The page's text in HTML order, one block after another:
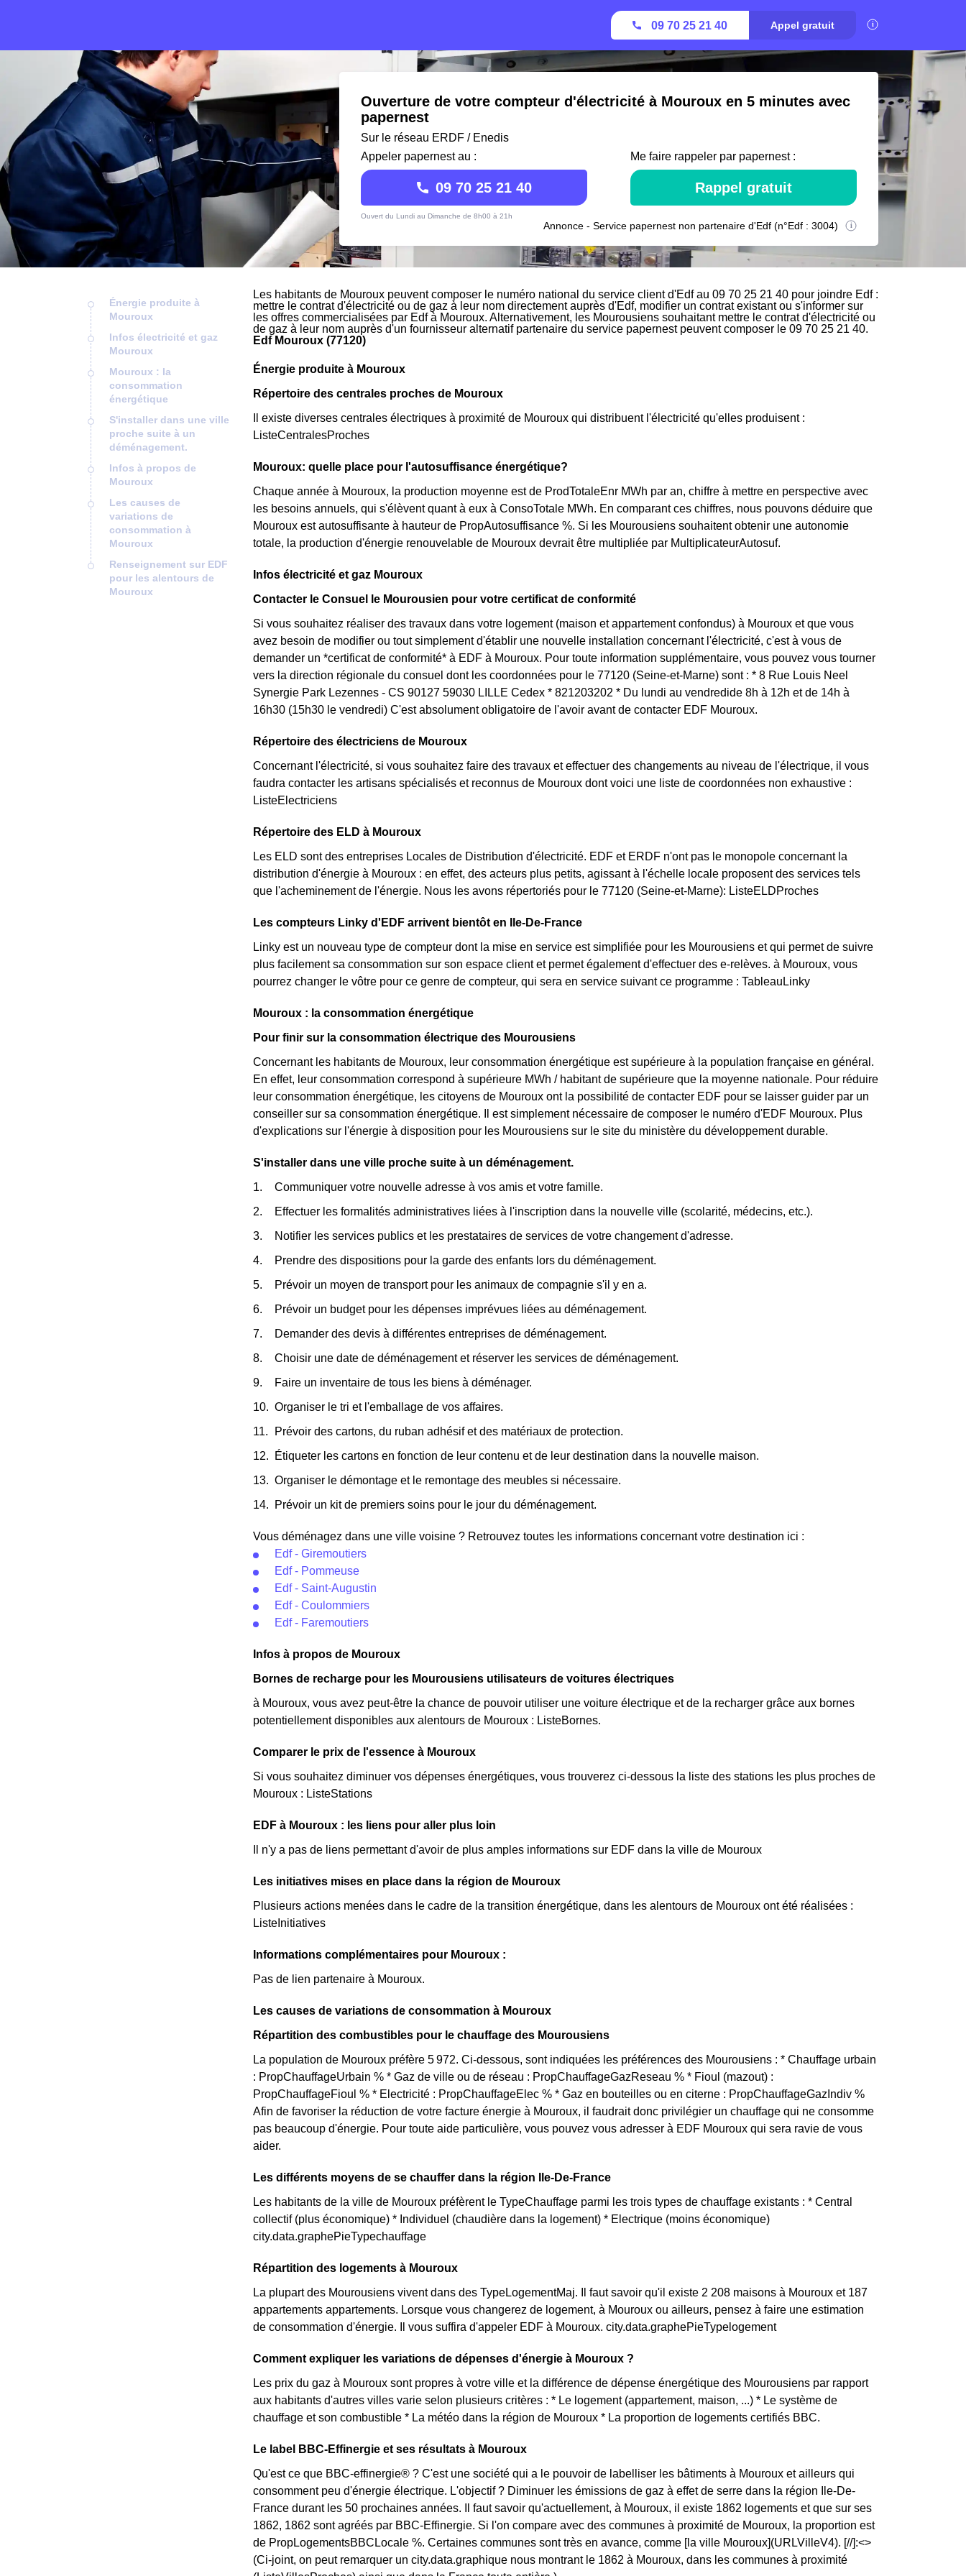
09 70 25 21 40 Appel gratuit
Ouverture de votre compteur d'électricité à Mouroux en 5 minutes avec
papernest
Sur le réseau ERDF / Enedis
Appeler papernest au :
09 70 25 21 40
Ouvert du Lundi au Dimanche de 8h00 à 21h
Me faire rappeler par papernest :
Rappel gratuit
Annonce - Service papernest non partenaire d'Edf (n°Edf : 3004)
Énergie produite à
Mouroux
Infos électricité et gaz
Mouroux
Mouroux : la
consommation
énergétique
S'installer dans une ville
proche suite à un
déménagement.
Infos à propos de
Mouroux
Les causes de
variations de
consommation à
Mouroux
Renseignement sur EDF
pour les alentours de
Mouroux
Les habitants de Mouroux peuvent composer le numéro national du service client d'Edf au 09 70 25 21 40 pour joindre Edf :
mettre le contrat d'électricité ou de gaz à leur nom directement auprès d'Edf, modifier un contrat existant ou s'informer sur
les offres commercialisées par Edf à Mouroux. Alternativement, les Mourousiens souhaitant mettre le contrat d'électricité ou
de gaz à leur nom auprès d'un fournisseur alternatif partenaire du service papernest peuvent composer le 09 70 25 21 40.
Edf Mouroux (77120)
Énergie produite à Mouroux
Répertoire des centrales proches de Mouroux
Il existe diverses centrales électriques à proximité de Mouroux qui distribuent l'électricité qu'elles produisent :
ListeCentralesProches
Mouroux: quelle place pour l'autosuffisance énergétique?
Chaque année à Mouroux, la production moyenne est de ProdTotaleEnr MWh par an, chiffre à mettre en perspective avec
les besoins annuels, qui s'élèvent quant à eux à ConsoTotale MWh. En comparant ces chiffres, nous pouvons déduire que
Mouroux est autosuffisante à hauteur de PropAutosuffisance %. Si les Mourousiens souhaitent obtenir une autonomie
totale, la production d'énergie renouvelable de Mouroux devrait être multipliée par MultiplicateurAutosuf.
Infos électricité et gaz Mouroux
Contacter le Consuel le Mourousien pour votre certificat de conformité
Si vous souhaitez réaliser des travaux dans votre logement (maison et appartement confondus) à Mouroux et que vous
avez besoin de modifier ou tout simplement d'établir une nouvelle installation concernant l'électricité, c'est à vous de
demander un *certificat de conformité* à EDF à Mouroux. Pour toute information supplémentaire, vous pouvez vous tourner
vers la direction régionale du consuel dont les coordonnées pour le 77120 (Seine-et-Marne) sont : * 8 Rue Louis Neel
Synergie Park Lezennes - CS 90127 59030 LILLE Cedex * 821203202 * Du lundi au vendredide 8h à 12h et de 14h à
16h30 (15h30 le vendredi) C'est absolument obligatoire de l'avoir avant de contacter EDF Mouroux.
Répertoire des électriciens de Mouroux
Concernant l'électricité, si vous souhaitez faire des travaux et effectuer des changements au niveau de l'électrique, il vous
faudra contacter les artisans spécialisés et reconnus de Mouroux dont voici une liste de coordonnées non exhaustive :
ListeElectriciens
Répertoire des ELD à Mouroux
Les ELD sont des entreprises Locales de Distribution d'électricité. EDF et ERDF n'ont pas le monopole concernant la
distribution d'énergie à Mouroux : en effet, des acteurs plus petits, agissant à l'échelle locale proposent des services tels
que l'acheminement de l'énergie. Nous les avons répertoriés pour le 77120 (Seine-et-Marne): ListeELDProches
Les compteurs Linky d'EDF arrivent bientôt en Ile-De-France
Linky est un nouveau type de compteur dont la mise en service est simplifiée pour les Mourousiens et qui permet de suivre
plus facilement sa consommation sur son espace client et permet également d'effectuer des e-relèves. à Mouroux, vous
pourrez changer le vôtre pour ce genre de compteur, qui sera en service suivant ce programme : TableauLinky
Mouroux : la consommation énergétique
Pour finir sur la consommation électrique des Mourousiens
Concernant les habitants de Mouroux, leur consommation énergétique est supérieure à la population française en général.
En effet, leur consommation correspond à supérieure MWh / habitant de supérieure que la moyenne nationale. Pour réduire
leur consommation énergétique, les citoyens de Mouroux ont la possibilité de contacter EDF pour se laisser guider par un
conseiller sur sa consommation énergétique. Il est simplement nécessaire de composer le numéro d'EDF Mouroux. Plus
d'explications sur l'énergie à disposition pour les Mourousiens sur le site du ministère du développement durable.
S'installer dans une ville proche suite à un déménagement.
Communiquer votre nouvelle adresse à vos amis et votre famille.
Effectuer les formalités administratives liées à l'inscription dans la nouvelle ville (scolarité, médecins, etc.).
Notifier les services publics et les prestataires de services de votre changement d'adresse.
Prendre des dispositions pour la garde des enfants lors du déménagement.
Prévoir un moyen de transport pour les animaux de compagnie s'il y en a.
Prévoir un budget pour les dépenses imprévues liées au déménagement.
Demander des devis à différentes entreprises de déménagement.
Choisir une date de déménagement et réserver les services de déménagement.
Faire un inventaire de tous les biens à déménager.
Organiser le tri et l'emballage de vos affaires.
Prévoir des cartons, du ruban adhésif et des matériaux de protection.
Étiqueter les cartons en fonction de leur contenu et de leur destination dans la nouvelle maison.
Organiser le démontage et le remontage des meubles si nécessaire.
Prévoir un kit de premiers soins pour le jour du déménagement.
Vous déménagez dans une ville voisine ? Retrouvez toutes les informations concernant votre destination ici :
Edf - Giremoutiers
Edf - Pommeuse
Edf - Saint-Augustin
Edf - Coulommiers
Edf - Faremoutiers
Infos à propos de Mouroux
Bornes de recharge pour les Mourousiens utilisateurs de voitures électriques
à Mouroux, vous avez peut-être la chance de pouvoir utiliser une voiture électrique et de la recharger grâce aux bornes
potentiellement disponibles aux alentours de Mouroux : ListeBornes.
Comparer le prix de l'essence à Mouroux
Si vous souhaitez diminuer vos dépenses énergétiques, vous trouverez ci-dessous la liste des stations les plus proches de
Mouroux : ListeStations
EDF à Mouroux : les liens pour aller plus loin
Il n'y a pas de liens permettant d'avoir de plus amples informations sur EDF dans la ville de Mouroux
Les initiatives mises en place dans la région de Mouroux
Plusieurs actions menées dans le cadre de la transition énergétique, dans les alentours de Mouroux ont été réalisées :
ListeInitiatives
Informations complémentaires pour Mouroux :
Pas de lien partenaire à Mouroux.
Les causes de variations de consommation à Mouroux
Répartition des combustibles pour le chauffage des Mourousiens
La population de Mouroux préfère 5 972. Ci-dessous, sont indiquées les préférences des Mourousiens : * Chauffage urbain
: PropChauffageUrbain % * Gaz de ville ou de réseau : PropChauffageGazReseau % * Fioul (mazout) :
PropChauffageFioul % * Electricité : PropChauffageElec % * Gaz en bouteilles ou en citerne : PropChauffageGazIndiv %
Afin de favoriser la réduction de votre facture énergie à Mouroux, il faudrait donc privilégier un chauffage qui ne consomme
pas beaucoup d'énergie. Pour toute aide particulière, vous pouvez vous adresser à EDF Mouroux qui sera ravie de vous
aider.
Les différents moyens de se chauffer dans la région Ile-De-France
Les habitants de la ville de Mouroux préfèrent le TypeChauffage parmi les trois types de chauffage existants : * Central
collectif (plus économique) * Individuel (chaudière dans la logement) * Electrique (moins économique)
city.data.graphePieTypechauffage
Répartition des logements à Mouroux
La plupart des Mourousiens vivent dans des TypeLogementMaj. Il faut savoir qu'il existe 2 208 maisons à Mouroux et 187
appartements appartements. Lorsque vous changerez de logement, à Mouroux ou ailleurs, pensez à faire une estimation
de consommation d'énergie. Il vous suffira d'appeler EDF à Mouroux. city.data.graphePieTypelogement
Comment expliquer les variations de dépenses d'énergie à Mouroux ?
Les prix du gaz à Mouroux sont propres à votre ville et la différence de dépense énergétique des Mourousiens par rapport
aux habitants d'autres villes varie selon plusieurs critères : * Le logement (appartement, maison, ...) * Le système de
chauffage et son combustible * La météo dans la région de Mouroux * La proportion de logements certifiés BBC.
Le label BBC-Effinergie et ses résultats à Mouroux
Qu'est ce que BBC-effinergie® ? C'est une société qui a le pouvoir de labelliser les bâtiments à Mouroux et ailleurs qui
consomment peu d'énergie électrique. L'objectif ? Diminuer les émissions de gaz à effet de serre dans la région Ile-De-
France durant les 50 prochaines années. Il faut savoir qu'actuellement, à Mouroux, il existe 1862 logements et que sur ses
1862, 1862 sont agréés par BBC-Effinergie. Si l'on compare avec des communes à proximité de Mouroux, la proportion est
de PropLogementsBBCLocale %. Certaines communes sont très en avance, comme [la ville Mouroux](URLVilleV4). [//]:<>
(Ci-joint, on peut remarquer un city.data.graphique nous montrant le 1862 à Mouroux, dans les communes à proximité